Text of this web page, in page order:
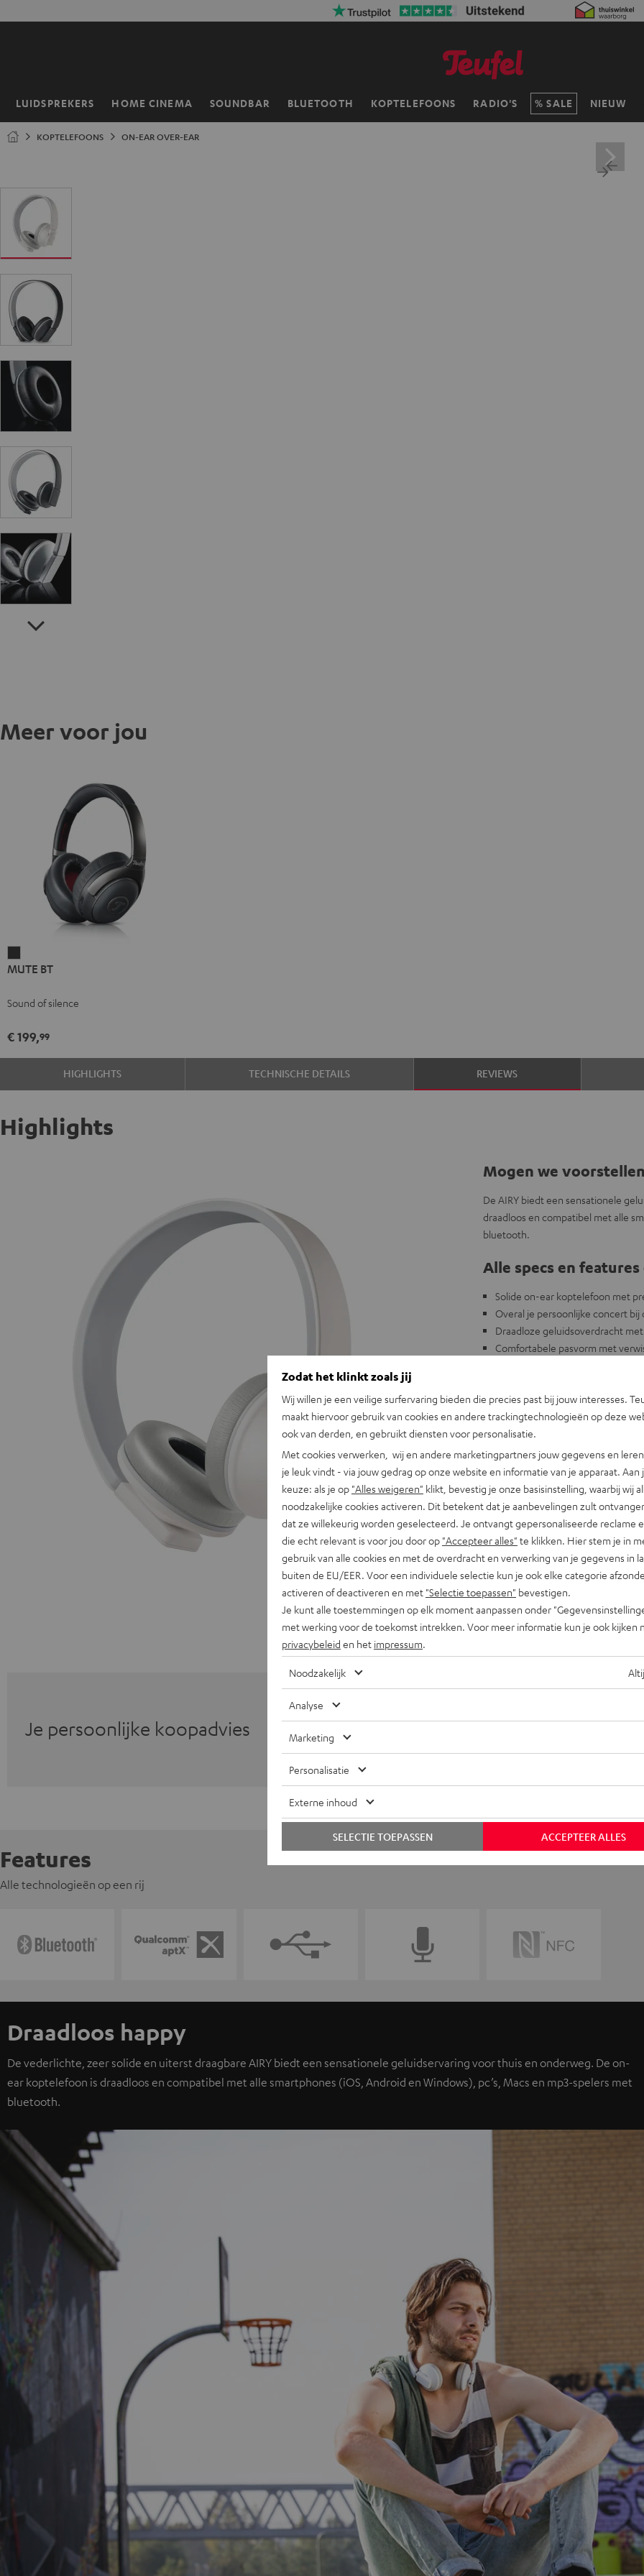
LUIDSPREKERS HOME CINEMA SOUNDBAR BLUETOOTH KOPTELEFOONS RADIO'S SALE NIEUW
Home
KOPTELEFOONS ON-EAR OVER-EAR
Meer voor jou
BT
MUTE BT
Sound of silence
€ 199,99
HIGHLIGHTS TECHNISCHE DETAILS REVIEWS
Highlights
Mogen we voorstellen
De AIRY biedt een sensationele
draadloos en compatibel met alle
bluetooth.
Alle specs en
Solide on-ear koptelefoon met
Overal je persoonlijke concert bij
Draadloze geluidsoverdracht
Comfortabele pasvorm met
Draadloze communicatie met
Batterij met speelduur van 20
Verkrijgbaar in wit en zwart,
"Oren in de
Hardware.info
10/2016
Je persoonlijke koopadvies
Features
Alle technologieën op een rij
Draadloos happy
De vederlichte, zeer solide en uiterst draagbare AIRY biedt een sensationele geluidservaring voor thuis en onderweg. De on-
ear koptelefoon is draadloos en compatibel met alle smartphones (iOS, Android en Windows), pc’s, Macs en mp3-spelers met
bluetooth.
Zodat het klinkt zoals jij
Wij willen je een veilige surfervaring bieden die precies past bij jouw interesses.
maakt hiervoor gebruik van cookies en andere trackingtechnologieën op deze
ook van derden, en gebruikt diensten voor personalisatie.
Met cookies verwerken, wij en andere marketingpartners jouw gegevens en
je leuk vindt - via jouw gedrag op onze website en informatie van je apparaat. Aan
keuze: als je op "Alles weigeren" klikt, bevestig je onze basisinstelling, waarbij wij
noodzakelijke cookies activeren. Dit betekent dat je aanbevelingen zult
dat ze willekeurig worden geselecteerd. Je ontvangt gepersonaliseerde reclame
die echt relevant is voor jou door op "Accepteer alles" te klikken. Hier stem je in
gebruik van alle cookies en met de overdracht en verwerking van je gegevens in
buiten de EU/EER. Voor een individuele selectie kun je ook elke categorie
activeren of deactiveren en met "Selectie toepassen" bevestigen.
Je kunt alle toestemmingen op elk moment aanpassen onder
met werking voor de toekomst intrekken. Voor meer informatie kun je ook kijken
privacybeleid en het impressum
Noodzakelijk
Analyse
Marketing
Personalisatie
Externe inhoud
ACCEPTEER ALLES
SELECTIE TOEPASSEN